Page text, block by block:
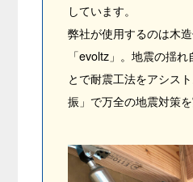
しています。
弊社が使用するのは木
「evoltz」。地震の揺
とで耐震工法をアシス
振」で万全の地震対策を